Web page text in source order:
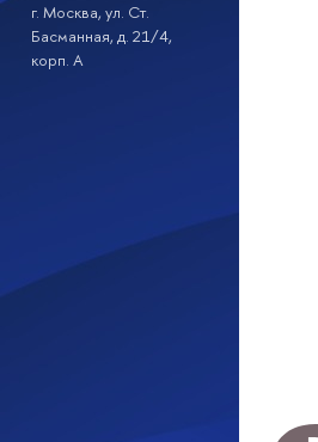
г. Москва, ул. Ст.
Басманная, д. 21/4,
корп. А